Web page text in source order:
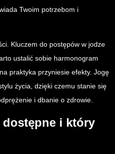
Twoim potrzebom i
Kluczem do postępów w jodze
ustalić sobie harmonogram
praktyka przyniesie efekty. Jogę
życia, dzięki czemu stanie się
i dbanie o zdrowie.
i który